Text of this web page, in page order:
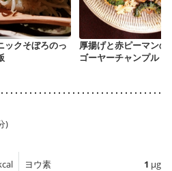
ックそぼろのっ
厚揚げと赤ピーマンの
ゴーヤーチャンプル
)
ヨウ素 1 µg